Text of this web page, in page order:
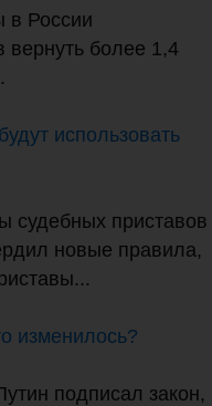
в России
вернуть более 1,4
использовать
судебных приставов
новые правила,
изменилось?
подписал закон,